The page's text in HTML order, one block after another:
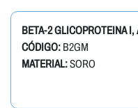
BETA-2 GLICOPROTEINA
CÓDIGO: B2GM
MATERIAL:SORO